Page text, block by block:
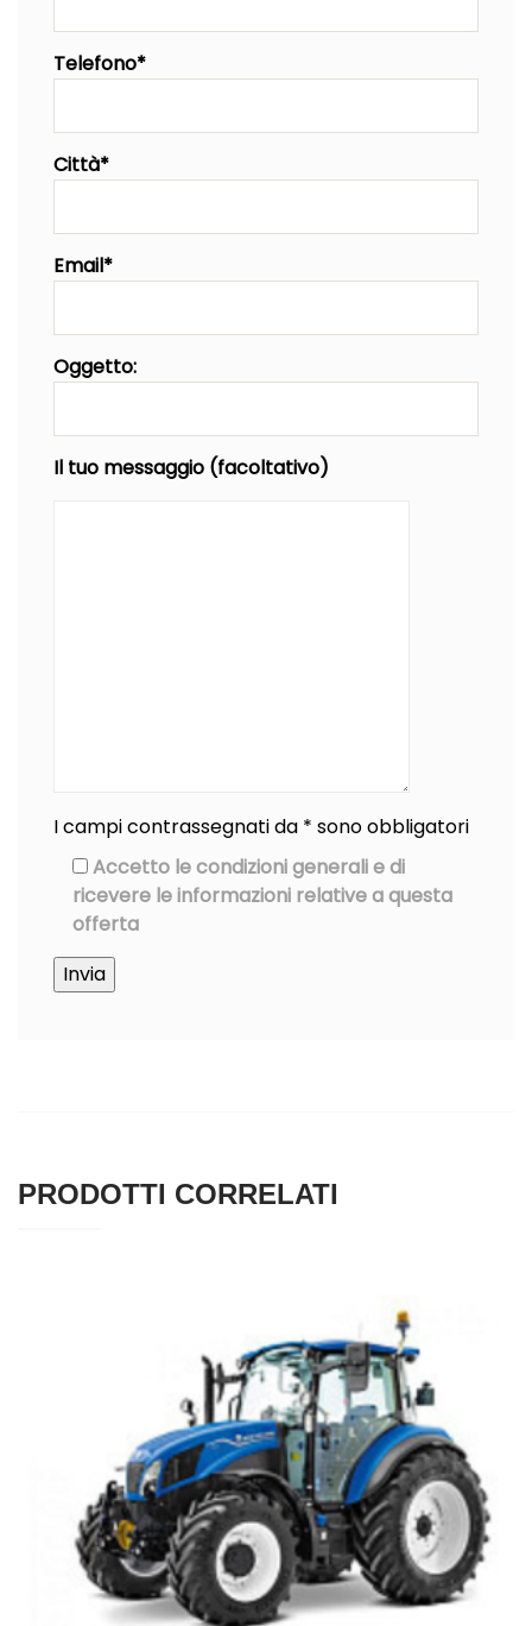
Telefono*
Città*
Email*
Oggetto:
Il tuo messaggio (facoltativo)
I campi contrassegnati da * sono obbligatori
Accetto le condizioni generali e di
ricevere le informazioni relative a questa
offerta
PRODOTTI CORRELATI